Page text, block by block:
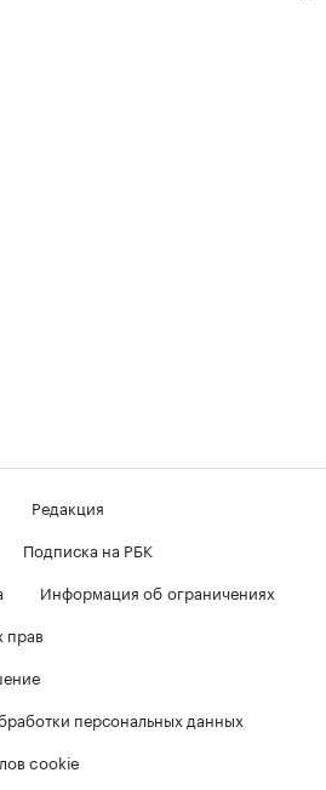
Редакция
Подписка на РБК
Информация об ограничениях
прав
персональных данных
cookie